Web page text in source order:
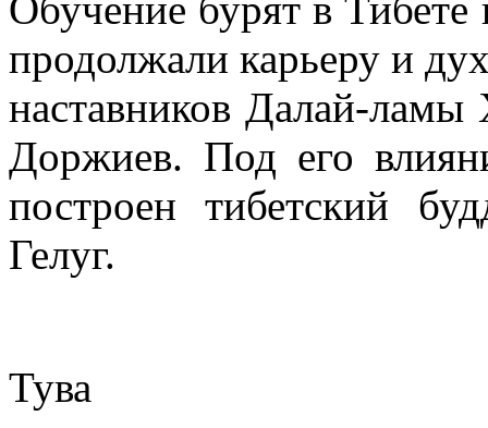
продолжали карьеру и
наставников Далай-
Доржиев. Под его
построен тибетский
Гелуг.
Тува